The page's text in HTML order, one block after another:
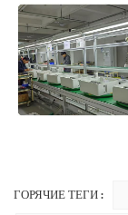
ГОРЯЧИЕ ТЕГИ :